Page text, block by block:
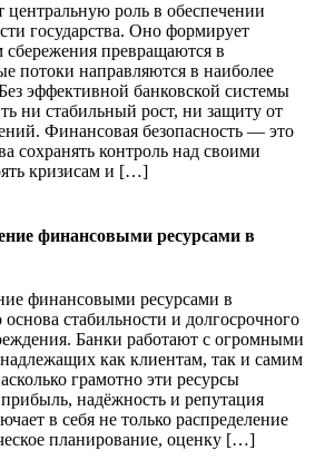
центральную роль в обеспечении
государства. Оно формирует
превращаются в
потоки направляются в наиболее
эффективной банковской системы
ни стабильный рост, ни защиту от
Финансовая безопасность — это
сохранять контроль над своими
кризисам и […]
финансовыми ресурсами в
финансовыми ресурсами в
стабильности и долгосрочного
Банки работают с огромными
как клиентам, так и самим
грамотно эти ресурсы
надёжность и репутация
в себя не только распределение
планирование, оценку […]